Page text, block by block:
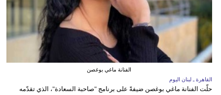
الفنانة ماغي بوغصن
القاهرة ـ لبنان اليوم
حلّت الفنانة ماغي بوغصن ضيفةً على برنامج "صاحبة السعادة"، الذي تقدّمه